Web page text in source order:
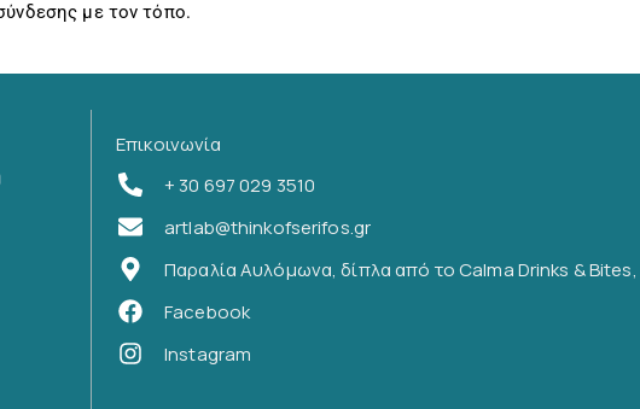
µε τον τόπο.
Επικοινωνία
+ 30 697 029 3510
artlab@thinkofserifos.gr
Παραλία Αυλόμωνα, δίπλα από το Calma Drinks &
Facebook
Instagram